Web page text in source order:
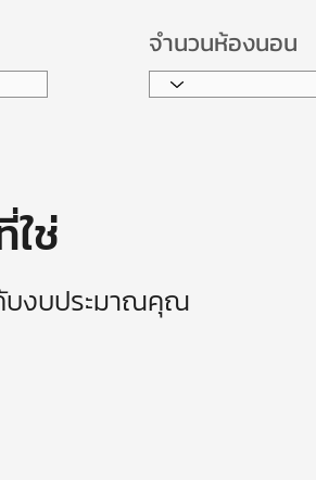
จำนวนห้องนอน
ช่
บงบประมาณคุณ